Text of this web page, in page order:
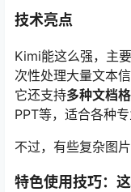
技术亮点
Kimi能这么强，主
次性处理大量文本
它还支持多种文档
PPT等，适合各种专
不过，有些复杂图
特色使用技巧：